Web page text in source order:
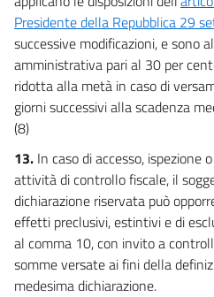
Presidente della Repubblica 29
successive modificazioni, e sono
amministrativa pari al 30 per
ridotta alla metà in caso di
giorni successivi alla scadenza
(8)
13. In caso di accesso, ispezione
attività di controllo fiscale, il
dichiarazione riservata può
effetti preclusivi, estintivi e di
al comma 10, con invito a
somme versate ai fini della
medesima dichiarazione.